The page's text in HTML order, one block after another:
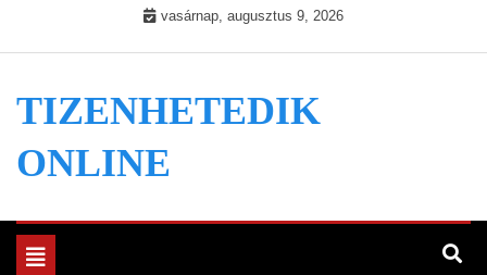
vasárnap, augusztus 9, 2026
TIZENHETEDIK
ONLINE
Toggle